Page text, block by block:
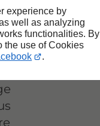
experience by
well as analyzing
functionalities. By
the use of Cookies
.